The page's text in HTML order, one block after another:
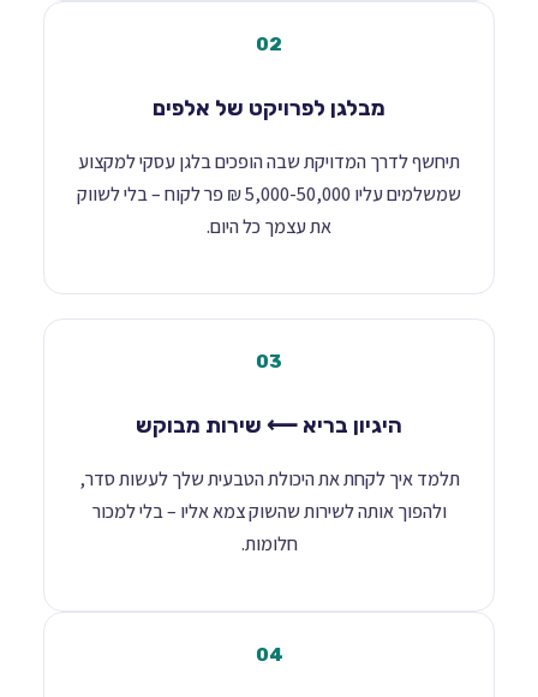
מבלגן לפרויקט של אלפים
תיחשף לדרך המדויקת שבה הופכים בלגן עסקי למקצוע
שמשלמים עליו 5,000-50,000 ₪ פר לקוח – בלי לשווק
את עצמך כל היום.
היגיון בריא ⟵ שירות מבוקש
תלמד איך לקחת את היכולת הטבעית שלך לעשות סדר,
ולהפוך אותה לשירות שהשוק צמא אליו – בלי למכור
חלומות.